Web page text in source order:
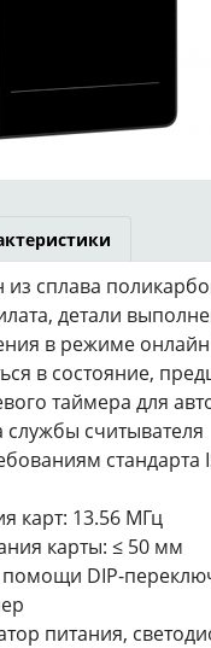
из сплава
детали
в режиме
в состояние,
таймера для
службы считывателя
стандарта
карт: 13.56 МГц
карты: ≤ 50 мм
DIP-
питания,